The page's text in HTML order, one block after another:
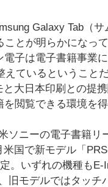
Galaxy Tab（サ
とが明らかになっ
子は電子書籍事業
ているということ
大日本印刷との提
閲覧できる環境を得
ソニーの電子書籍リ
国で新モデル「
。いずれの機種もE-
旧モデルではタッチ